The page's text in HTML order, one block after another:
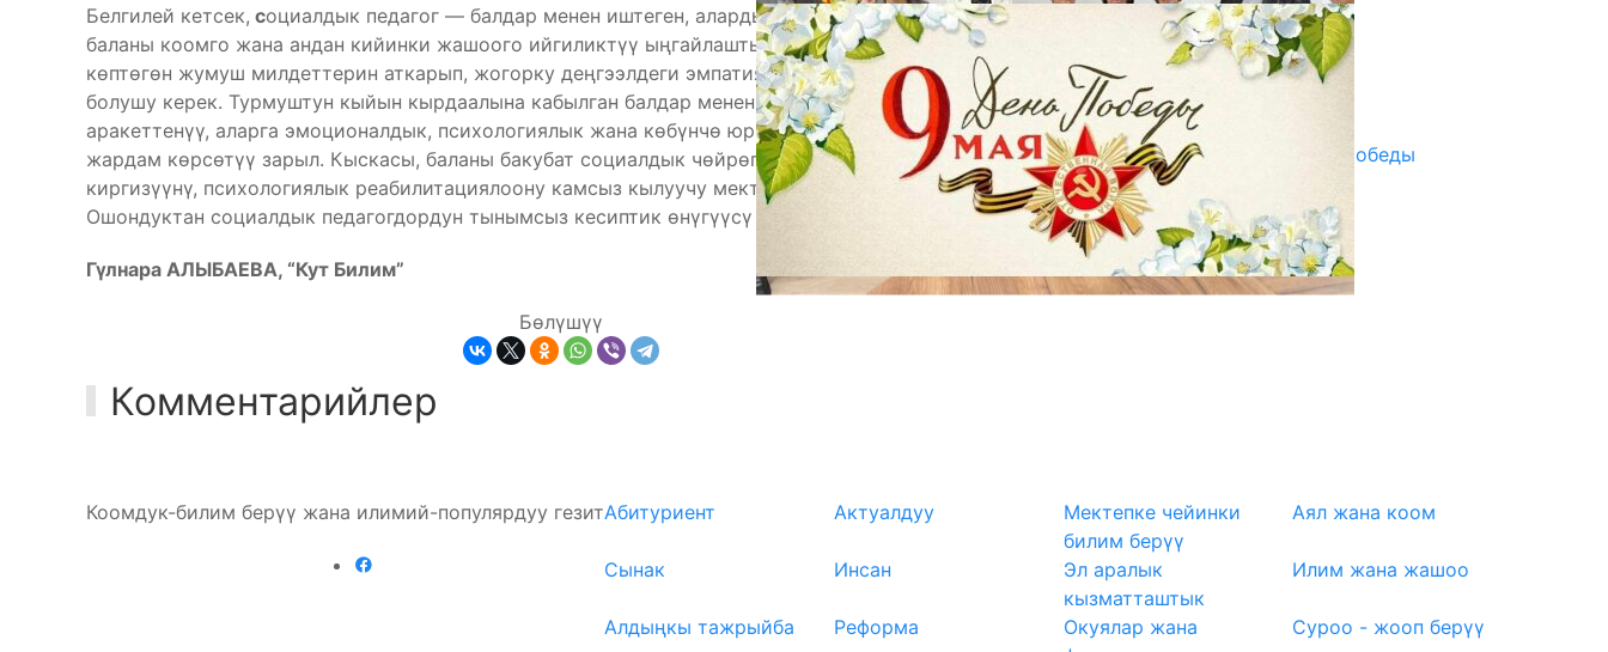
Белгилей кетсек, социалдык педагог — балдар менен иштеген, алардын көйгөйлөрүн изилдеген,
баланы коомго жана андан кийинки жашоого ийгиликтүү ыңгайлаштыруу үчүн күрөшкөн адис. Ал
көптөгөн жумуш милдеттерин аткарып, жогорку деңгээлдеги эмпатияга жана катышууга ээ
болушу керек. Турмуштун кыйын кырдаалына кабылган балдар менен ар дайым өз ара
аракеттенүү, аларга эмоционалдык, психологиялык жана көбүнчө юридикалык, практикалык
жардам көрсөтүү зарыл. Кыскасы, баланы бакубат социалдык чөйрөгө оорутпай, ийгиликтүү
киргизүүнү, психологиялык реабилитациялоону камсыз кылуучу мектептердеги бирден-бир адис.
Ошондуктан социалдык педагогдордун тынымсыз кесиптик өнүгүүсү зарыл.
Гүлнара АЛЫБАЕВА, “Кут Билим”
Бөлүшүү
Комментарийлер
ПАЙДАЛАНУУГА БЕРИЛЕТ
07.08.2025
Улуу Жеңиштин жандуу сөзү
29.04.2025
Награды в преддверии Дня Победы
29.04.2025
Коомдук-билим берүү жана илимий-популярдуу гезитАбитуриент Актуалдуу
Мектепке чейинки
билим берүү
Аял жана коом
Сынак Инсан
Эл аралык
кызматташтык
Илим жана жашоо
Алдыңкы тажрыйба Реформа
Окуялар жана
Суроо - жооп берүү